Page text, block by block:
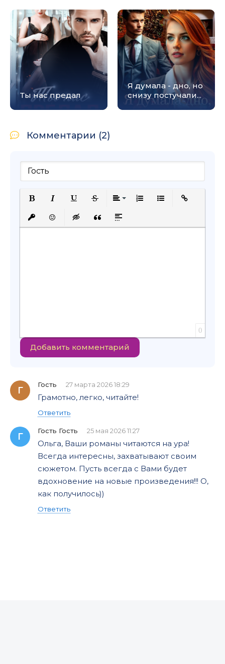
Ты нас предал
Я думала - дно, но
снизу постучали...
Комментарии (2)
Подчеркнутый
Вставить защищенную ссылку
Вставить смайлик
Вставка скрытого текста
Вставка цитаты
Вставка спойлера
0
Добавить комментарий
Г
Гость 27 марта 2026 18:29
Грамотно, легко, читайте!
Ответить
Г
Гость Гость 25 мая 2026 11:27
Ольга, Ваши романы читаются на ура!
Всегда интересны, захватывают своим
сюжетом. Пусть всегда с Вами будет
вдохновение на новые произведения!!! О,
как получилось))
Ответить